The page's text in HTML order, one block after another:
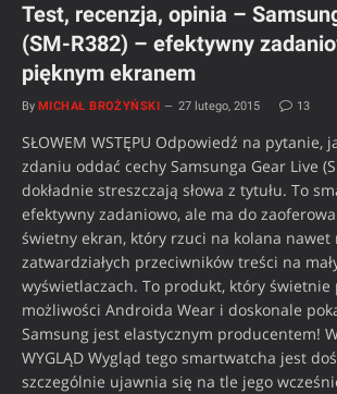
Test, recenzja, opinia –
(SM-R382) – efektywny
pięknym ekranem
By MICHAŁ BROŻYŃSKI 27 lutego, 2015 13
SŁOWEM WSTĘPU Odpowiedź na pytanie,
zdaniu oddać cechy Samsunga Gear Live
dokładnie streszczają słowa z tytułu. To
efektywny zadaniowo, ale ma do
świetny ekran, który rzuci na kolana
zatwardziałych przeciwników treści na
wyświetlaczach. To produkt, który świetnie
możliwości Androida Wear i doskonale
Samsung jest elastycznym producentem!
WYGLĄD Wygląd tego smartwatcha jest
szczególnie ujawnia się na tle jego